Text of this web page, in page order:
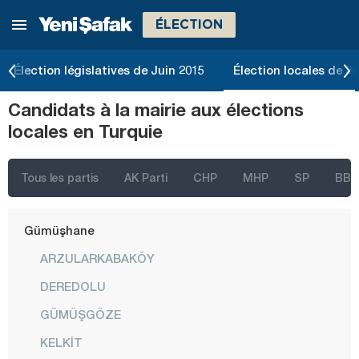
ÉLECTION
Élection législatives de Juin 2015 Élection locales de
Candidats à la mairie aux élections
locales en Turquie
Tous les partis AK Parti CHP MHP SP BBP
Edirne
Erzurum
Eskişehir
Giresun
Gümüşhane
ARZULARKABAKÖY
DEREDOLU
GÜMÜŞGÖZE
KELKİT